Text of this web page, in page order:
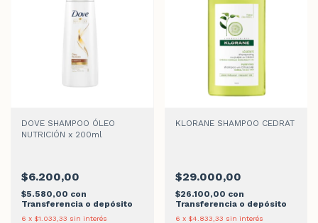
DOVE SHAMPOO ÓLEO
NUTRICIÓN x 200ml
$6.200,00
$5.580,00 con
Transferencia o depósito
6 x $1.033,33 sin interés
KLORANE SHAMPOO CEDRAT
$29.000,00
$26.100,00 con
Transferencia o depósito
6 x $4.833,33 sin interés